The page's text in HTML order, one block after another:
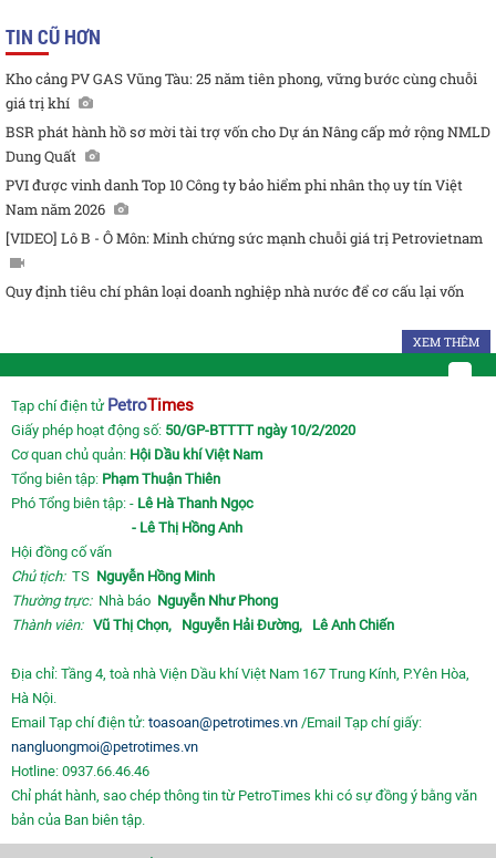
TIN CŨ HƠN
Kho cảng PV GAS Vũng Tàu: 25 năm tiên phong, vững bước cùng chuỗi
giá trị khí
BSR phát hành hồ sơ mời tài trợ vốn cho Dự án Nâng cấp mở rộng NMLD
Dung Quất
PVI được vinh danh Top 10 Công ty bảo hiểm phi nhân thọ uy tín Việt
Nam năm 2026
[VIDEO] Lô B - Ô Môn: Minh chứng sức mạnh chuỗi giá trị Petrovietnam
Quy định tiêu chí phân loại doanh nghiệp nhà nước để cơ cấu lại vốn
XEM THÊM
Tạp chí điện tử PetroTimes
Giấy phép hoạt động số: 50/GP-BTTTT ngày 10/2/2020
Cơ quan chủ quản: Hội Dầu khí Việt Nam
Tổng biên tập: Phạm Thuận Thiên
Phó Tổng biên tập: - Lê Hà Thanh Ngọc
- Lê Thị Hồng Anh
Hội đồng cố vấn
Chủ tịch:TS Nguyễn Hồng Minh
Thường trực: Nhà báo Nguyễn Như Phong
Thành viên: Vũ Thị Chọn, Nguyễn Hải Đường, Lê Anh Chiến
Địa chỉ: Tầng 4, toà nhà Viện Dầu khí Việt Nam 167 Trung Kính, P.Yên Hòa,
Hà Nội.
Email Tạp chí điện tử: toasoan@petrotimes.vn /Email Tạp chí giấy:
nangluongmoi@petrotimes.vn
Hotline: 0937.66.46.46
Chỉ phát hành, sao chép thông tin từ PetroTimes khi có sự đồng ý bằng văn
bản của Ban biên tập.